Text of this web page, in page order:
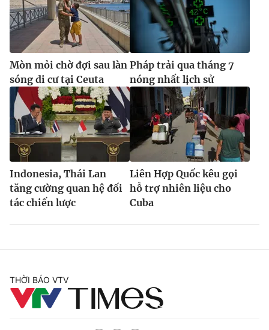
Mòn mỏi chờ đợi sau làn
sóng di cư tại Ceuta
Pháp trải qua tháng 7
nóng nhất lịch sử
Indonesia, Thái Lan
tăng cường quan hệ đối
tác chiến lược
Liên Hợp Quốc kêu gọi
hỗ trợ nhiên liệu cho
Cuba
THỜI BÁO VTV